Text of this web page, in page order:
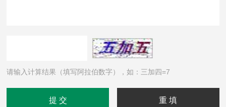
请输入计算结果（填写阿拉伯数字），如：三加四=7